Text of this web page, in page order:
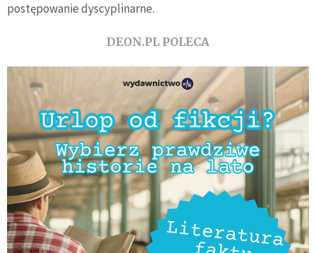
postępowanie dyscyplinarne.
DEON.PL POLECA